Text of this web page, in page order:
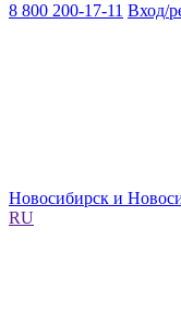
8 800 200-17-11 Вход/
Новосибирск и
RU